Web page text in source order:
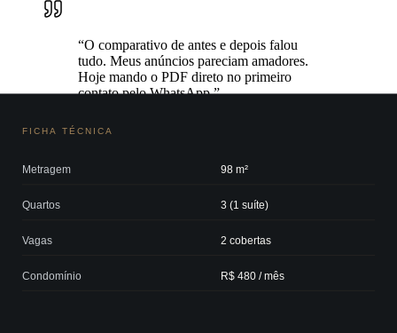
“O comparativo de antes e depois falou
tudo. Meus anúncios pareciam amadores.
Hoje mando o PDF direto no primeiro
contato pelo WhatsApp.”
Rodrigo Nascimento
Escolha o formato que combina com seu
volume
Avulso